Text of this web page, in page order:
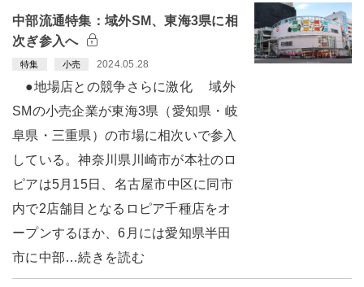
中部流通特集：域外SM、東海3県に相
次ぎ参入へ
特集 小売 2024.05.28
●地場店との競争さらに激化 域外
SMの小売企業が東海3県（愛知県・岐
阜県・三重県）の市場に相次いで参入
している。神奈川県川崎市が本社のロ
ピアは5月15日、名古屋市中区に同市
内で2店舗目となるロピア千種店をオ
ープンするほか、6月には愛知県半田
市に中部…続きを読む